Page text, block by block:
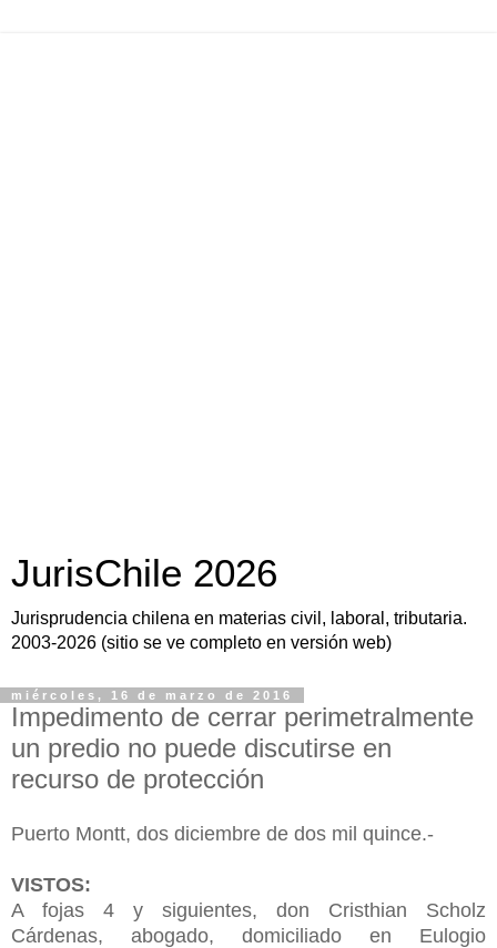
JurisChile 2026
Jurisprudencia chilena en materias civil, laboral, tributaria.
2003-2026 (sitio se ve completo en versión web)
miércoles, 16 de marzo de 2016
Impedimento de cerrar perimetralmente
un predio no puede discutirse en
recurso de protección
Puerto Montt, dos diciembre de dos mil quince.-
VISTOS:
A fojas 4 y siguientes, don Cristhian Scholz
Cárdenas, abogado, domiciliado en Eulogio